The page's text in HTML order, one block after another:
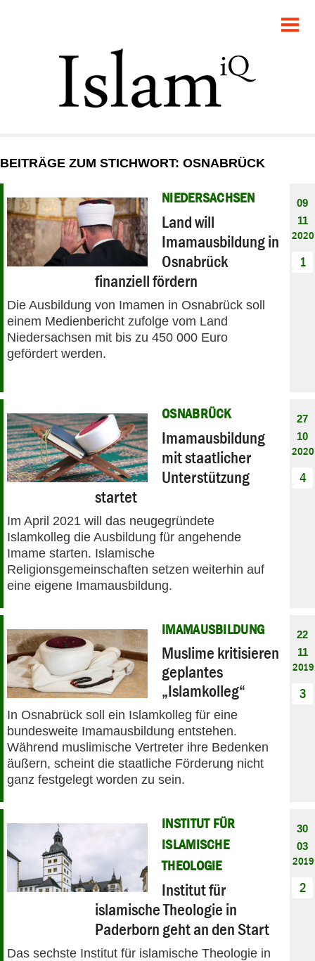
GESELLSCHAFT
STARTSEITE
DEBATTE
PANORAMA
BEITRÄGE ZUM STICHWORT: OSNABRÜCK
NIEDERSACHSEN
Land will
Imamausbildung in
Osnabrück
finanziell fördern
Die Ausbildung von Imamen in Osnabrück soll
einem Medienbericht zufolge vom Land
Niedersachsen mit bis zu 450 000 Euro
gefördert werden.
09
11
2020
1
OSNABRÜCK
Imamausbildung
mit staatlicher
Unterstützung
startet
Im April 2021 will das neugegründete
Islamkolleg die Ausbildung für angehende
Imame starten. Islamische
Religionsgemeinschaften setzen weiterhin auf
eine eigene Imamausbildung.
27
10
2020
4
IMAMAUSBILDUNG
Muslime kritisieren
geplantes
„Islamkolleg“
In Osnabrück soll ein Islamkolleg für eine
bundesweite Imamausbildung entstehen.
Während muslimische Vertreter ihre Bedenken
äußern, scheint die staatliche Förderung nicht
ganz festgelegt worden zu sein.
22
11
2019
3
INSTITUT FÜR
ISLAMISCHE
THEOLOGIE
Institut für
islamische Theologie in
Paderborn geht an den Start
Das sechste Institut für islamische Theologie in
30
03
2019
2